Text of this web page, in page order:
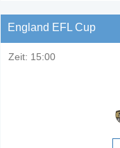
England EFL Cup
Zeit: 15:00